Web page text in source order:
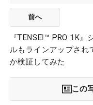
前へ
『TENSEI™ PRO 1K
ルもラインアップされ
か検証してみた
この